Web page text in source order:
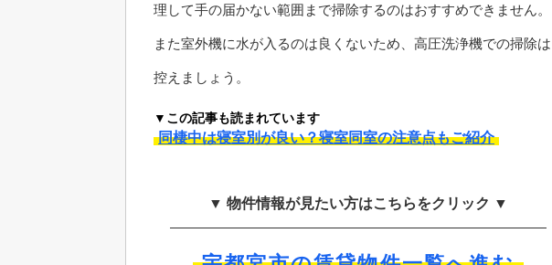
理して手の届かない範囲まで掃除するのはおすすめできません。
また室外機に水が入るのは良くないため、高圧洗浄機での掃除は
控えましょう。
▼この記事も読まれています
同棲中は寝室別が良い？寝室同室の注意点もご紹介
▼ 物件情報が見たい方はこちらをクリック ▼